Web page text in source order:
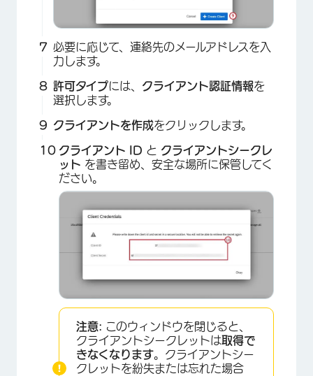
×
必要に応じて、連絡先のメールアドレスを入
力します。
許可タイプには、 クライアント認証情報を
選択します。
クライアントを作成をクリックします。
クライアント ID と クライアントシークレ
ット を書き留め、安全な場所に保管してく
ださい。
注意: このウィンドウを閉じると、
クライアントシークレットは取得で
きなくなります。クライアントシー
クレットを紛失または忘れた場合